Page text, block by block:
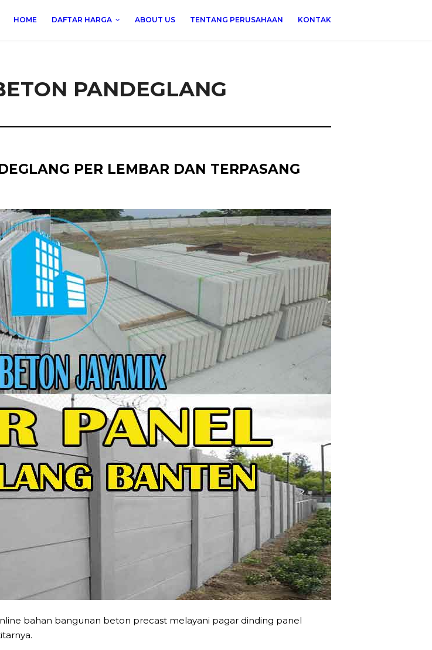
HOME DAFTAR HARGA ABOUT US TENTANG PERUSAHAAN KONTAK
PANDEGLANG
PER LEMBAR DAN TERPASANG
bahan bangunan beton precast melayani pagar dinding panel